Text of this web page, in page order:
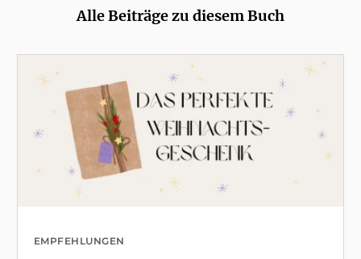
Alle Beiträge zu diesem Buch
EMPFEHLUNGEN